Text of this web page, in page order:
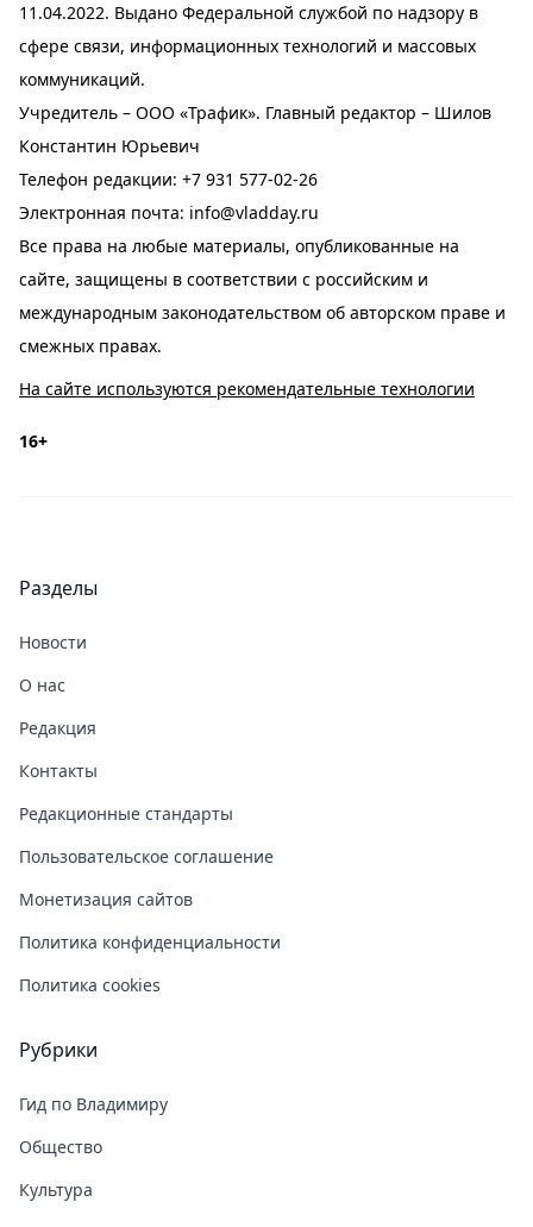
11.04.2022. Выдано Федеральной службой по надзору в
сфере связи, информационных технологий и массовых
коммуникаций.
Учредитель – ООО «Трафик». Главный редактор – Шилов
Константин Юрьевич
Телефон редакции: +7 931 577-02-26
Электронная почта: info@vladday.ru
Все права на любые материалы, опубликованные на
сайте, защищены в соответствии с российским и
международным законодательством об авторском праве и
смежных правах.
На сайте используются рекомендательные технологии
16+
Разделы
Новости
О нас
Редакция
Контакты
Редакционные стандарты
Пользовательское соглашение
Монетизация сайтов
Политика конфиденциальности
Политика cookies
Рубрики
Гид по Владимиру
Общество
Культура